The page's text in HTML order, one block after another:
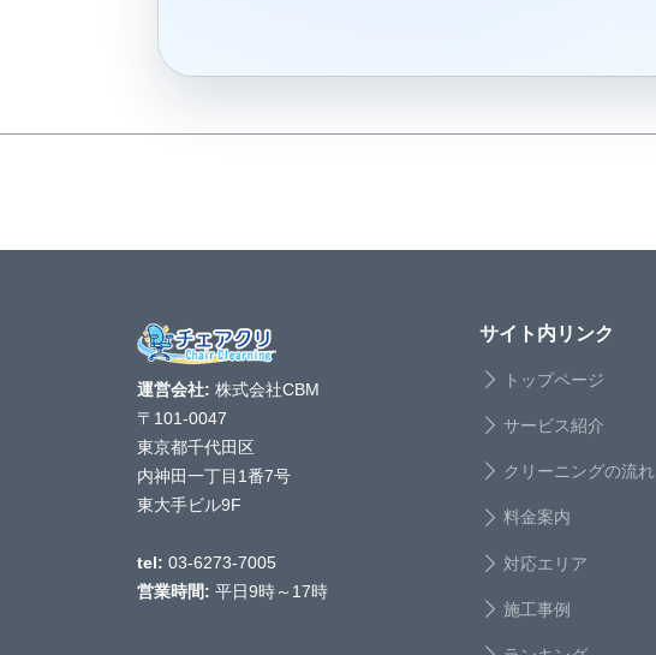
運営会社: 株式会社CBM
〒101-0047
東京都千代田区
内神田一丁目1番7号
東大手ビル9F
tel: 03-6273-7005
営業時間: 平日9時～17時
サイト内リンク
トップページ
サービス紹介
クリーニングの流れ
料金案内
対応エリア
施工事例